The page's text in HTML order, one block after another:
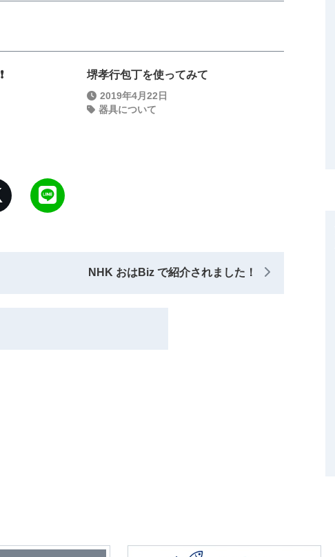
堺孝行包丁を使ってみて
2019年4月22日
器具について
NHK おはBiz で紹介されました！